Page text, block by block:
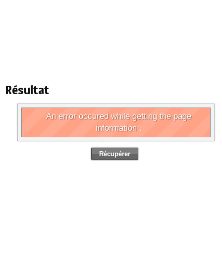
Résultat
An error occured while getting the page
information .